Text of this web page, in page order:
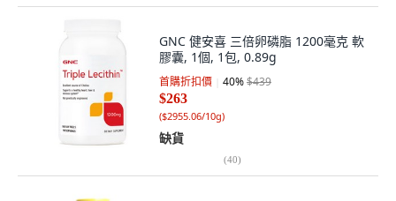
GNC 健安喜 三倍卵磷脂 1200毫克 軟
膠囊, 1個, 1包, 0.89g
首購折扣價 40%$439
$263
($2955.06/10g)
缺貨
(40)